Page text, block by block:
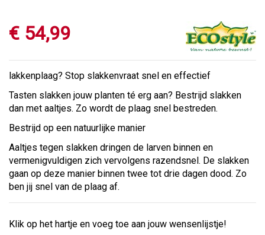
€ 54,99
lakkenplaag? Stop slakkenvraat snel en effectief
Tasten slakken jouw planten té erg aan? Bestrijd slakken
dan met aaltjes. Zo wordt de plaag snel bestreden.
Bestrijd op een natuurlijke manier
Aaltjes tegen slakken dringen de larven binnen en
vermenigvuldigen zich vervolgens razendsnel. De slakken
gaan op deze manier binnen twee tot drie dagen dood. Zo
ben jij snel van de plaag af.
Klik op het hartje en voeg toe aan jouw wensenlijstje!